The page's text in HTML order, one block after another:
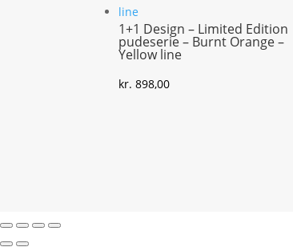
1+1 Design – Limited Edition
pudeserie – Burnt Orange –
Yellow line
kr. 898,00